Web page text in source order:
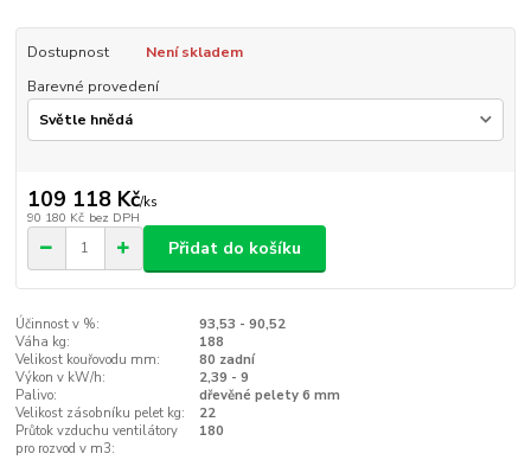
Dostupnost
Není skladem
Barevné provedení
109 118 Kč/ks
90 180 Kč bez DPH
Přidat do košíku
Účinnost v %:
93,53 - 90,52
Váha kg:
188
Velikost kouřovodu mm:
80 zadní
Výkon v kW/h:
2,39 - 9
Palivo:
dřevěné pelety 6 mm
Velikost zásobníku pelet kg:
22
Průtok vzduchu ventilátory
pro rozvod v m3:
180